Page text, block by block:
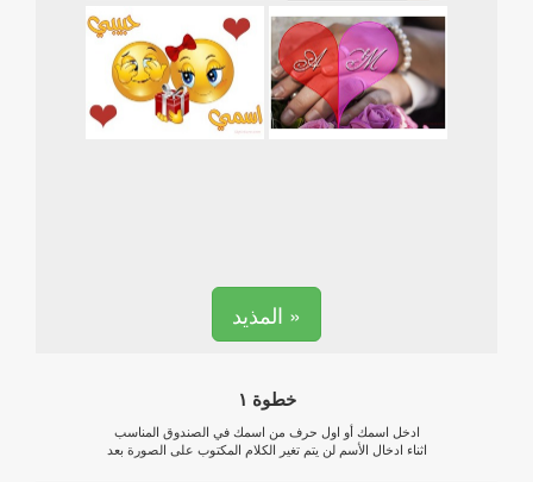
المذيد »
خطوة ١
ادخل اسمك أو اول حرف من اسمك في الصندوق المناسب
اثناء ادخال الأسم لن يتم تغير الكلام المكتوب على الصورة بعد